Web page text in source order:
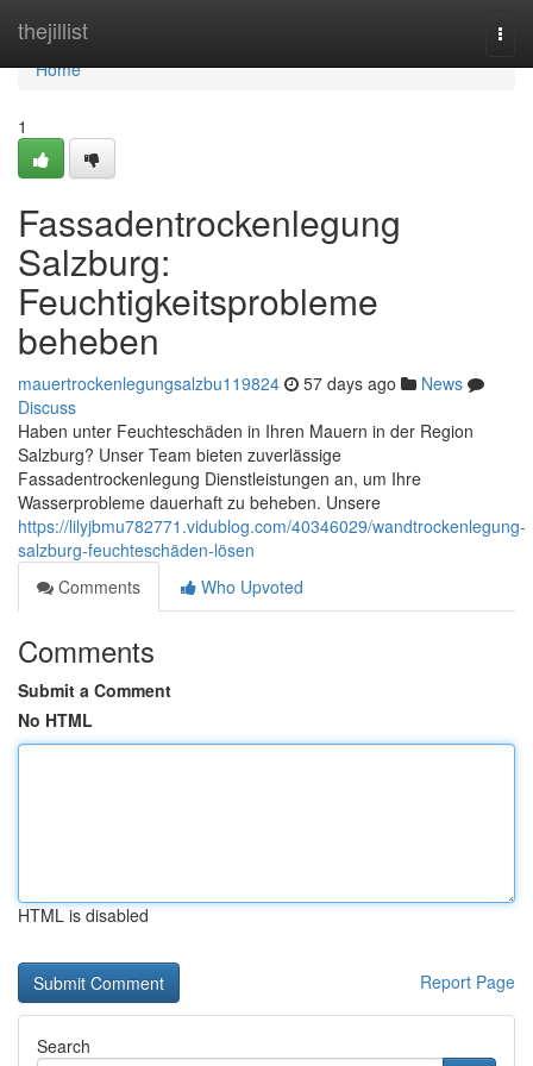
thejillist
Home
Home
1
Fassadentrockenlegung
Salzburg:
Feuchtigkeitsprobleme
beheben
mauertrockenlegungsalzbu119824 57 days ago
News
Discuss
Haben unter Feuchteschäden in Ihren Mauern in der Region
Salzburg? Unser Team bieten zuverlässige
Fassadentrockenlegung Dienstleistungen an, um Ihre
Wasserprobleme dauerhaft zu beheben. Unsere
https://lilyjbmu782771.vidublog.com/40346029/wandtrockenlegung-
salzburg-feuchteschäden-lösen
Comments
Who Upvoted
Comments
Submit a Comment
No HTML
HTML is disabled
Report Page
Search